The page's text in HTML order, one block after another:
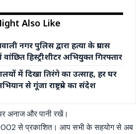
Also Like
नगर पुलिस द्वारा हत्या के प्रयास
हिस्ट्रीशीटर अभियुक्त गिरफ्तार
में दिखा तिरंगे का उत्साह, हर घर
से गूंजा राष्ट्रप्रेम का संदेश
अनाज और पानी रखें।
2002 से प्रकाशित। आप सभी के सहयोग से अब